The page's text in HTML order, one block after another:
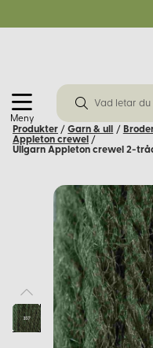
Meny
Produkter / Garn & ull /
Appleton crewel /
Ullgarn Appleton crewel 2-